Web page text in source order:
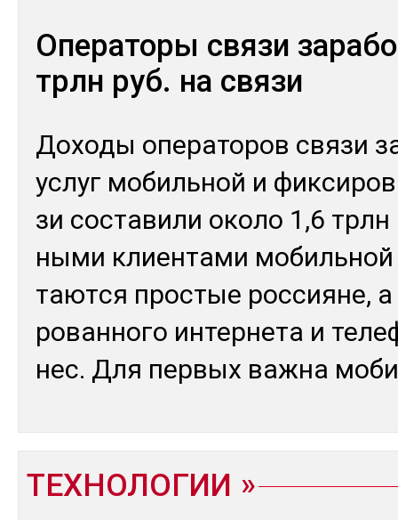
Операторы связи
трлн руб. на связи
До­ходы опе­рато­ров свя­зи
ус­луг мо­биль­ной и
зи сос­та­вили око­ло 1,6
ны­ми клиен­та­ми
тают­ся прос­тые рос­сия­не,
рован­но­го ин­тер­не­та и
нес. Для пер­вых важ­на
ТЕХНОЛОГИИ